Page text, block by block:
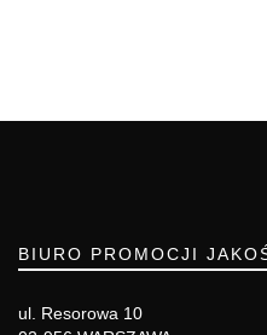
BIURO PROMOCJI
ul. Resorowa 10